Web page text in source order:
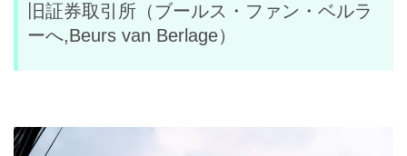
旧証券取引所（ブールス・ファン・ベルラ
ーへ,Beurs van Berlage）